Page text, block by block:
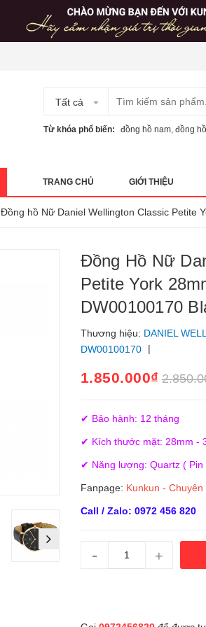
Tất cả
Từ khóa phổ biến: đồng hồ nam đồng
TRANG CHỦ GIỚI THIỆU
Đồng hồ Nữ Daniel Wellington Classic Petite
Đồng Hồ Nữ
Petite York
DW00100170
Thương hiệu: DANIEL
DW00100170
|
1.850.000₫
✔ Bảo hành: 12 tháng
✔ Kích thước mặt: 28mm -
✔ Năng lượng: Quartz ( Pin
Fanpage: Kunkun -
Call / Zalo: 0972 456 820
- +